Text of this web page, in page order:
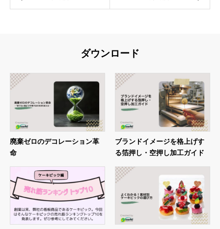
ダウンロード
廃棄ゼロのデコレーション革
命
ブランドイメージを格上げす
る箔押し・空押し加⼯ガイド